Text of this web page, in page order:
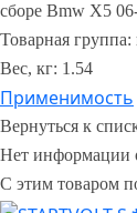
сборе Bmw X5
Товарная группа:
Вес, кг: 1.54
Применимость
Нет информации
С этим товаром